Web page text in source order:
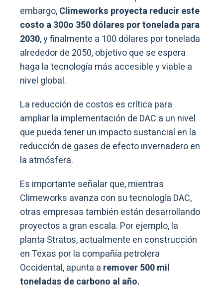
embargo,Climeworks proyecta reducir este
costo a 300o 350 dólares por tonelada para
2030, y finalmente a 100 dólares por tonelada
alrededor de 2050, objetivo que se espera
haga la tecnología más accesible y viable a
nivel global.
La reducción de costos es crítica para
ampliar la implementación de DAC a un nivel
que pueda tener un impacto sustancial en la
reducción de gases de efecto invernadero en
la atmósfera.
Es importante señalar que, mientras
Climeworks avanza con su tecnología DAC,
otras empresas también están desarrollando
proyectos a gran escala. Por ejemplo, la
planta Stratos, actualmente en construcción
en Texas por la compañía petrolera
Occidental, apunta a remover 500 mil
toneladas de carbono al año.